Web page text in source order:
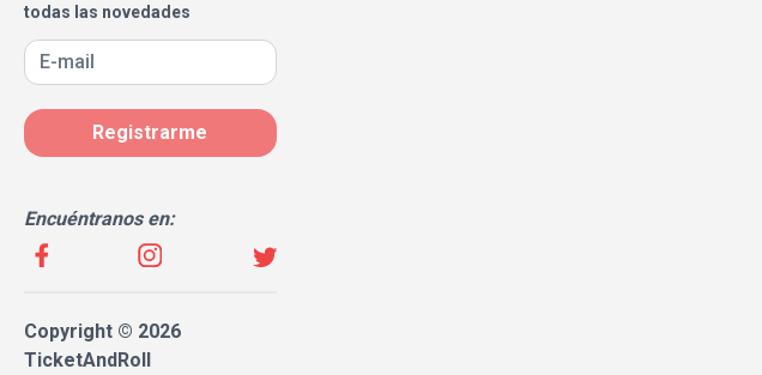
todas las novedades
Registrarme
Encuéntranos en:
Copyright © 2026
TicketAndRoll